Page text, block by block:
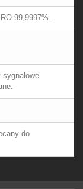
99,9997%.
sygnałowe
do